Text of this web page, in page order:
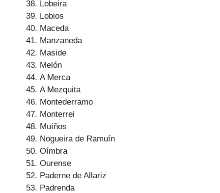
Lobeira
Lobios
Maceda
Manzaneda
Maside
Melón
A Merca
A Mezquita
Montederramo
Monterrei
Muíños
Nogueira de Ramuín
Oímbra
Ourense
Paderne de Allariz
Padrenda